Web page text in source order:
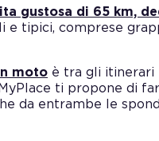
gustosa di 65 km,
e tipici, comprese
moto è tra gli itinerari
ti propone di
da entrambe le